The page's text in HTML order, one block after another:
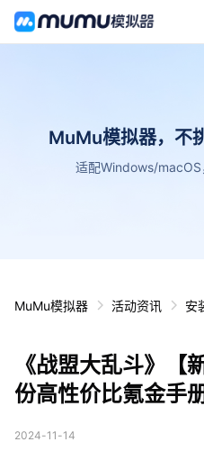
MuMu模拟器，不
适配Windows/
MuMu模拟器 活动资讯 安
《战盟大乱斗》【
份高性价比氪金手册
2024-11-14